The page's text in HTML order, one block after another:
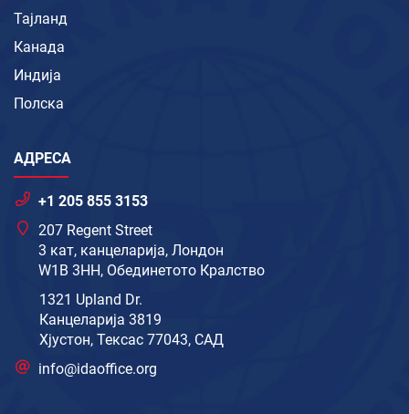
Тајланд
Канада
Индија
Полска
АДРЕСА
+1 205 855 3153
207 Regent Street
3 кат, канцеларија, Лондон
W1B 3HH, Обединетото Кралство
1321 Upland Dr.
Канцеларија 3819
Хјустон, Тексас 77043, САД
info@idaoffice.org